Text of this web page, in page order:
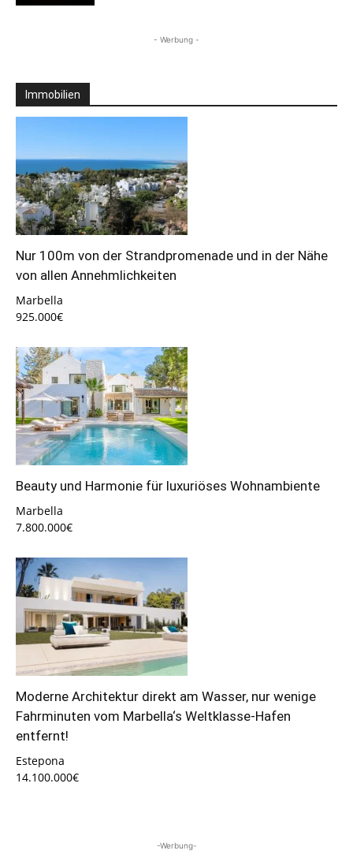
- Werbung -
Immobilien
Nur 100m von der Strandpromenade und in der Nähe
von allen Annehmlichkeiten
Marbella
925.000€
Beauty und Harmonie für luxuriöses Wohnambiente
Marbella
7.800.000€
Moderne Architektur direkt am Wasser, nur wenige
Fahrminuten vom Marbella‘s Weltklasse-Hafen
entfernt!
Estepona
14.100.000€
-Werbung-